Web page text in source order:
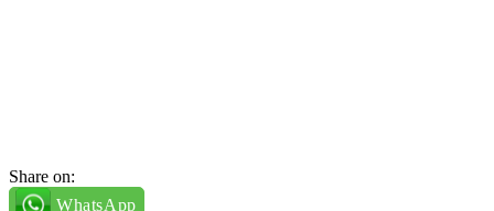
Share on:
WhatsApp